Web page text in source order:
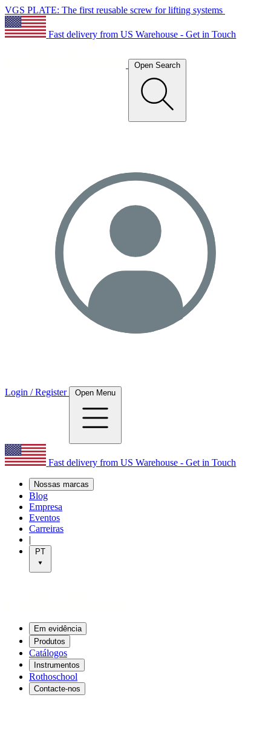
VGS PLATE: The first reusable screw for lifting systems
Fast delivery from US Warehouse - Get in Touch
Open Search
Login / Register Open Menu
Fast delivery from US Warehouse - Get in Touch
Nossas marcas
Blog
Empresa
Eventos
Carreiras
|
PT
Em evidência
Produtos
Catálogos
Instrumentos
Rothoschool
Contacte-nos